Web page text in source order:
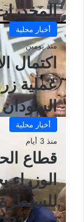
أخبار محلية
منذ يومين
اكتمال
عملية
أخبار محلية
منذ 3 أيام
قطاع
الوزراء